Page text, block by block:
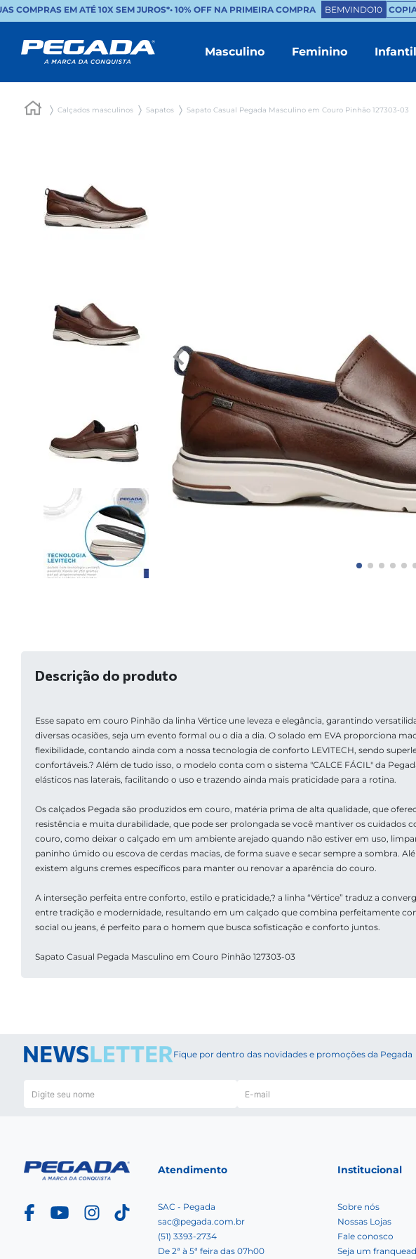
COMPRAS EM ATÉ 10X SEM JUROS*•10% OFF NA PRIMEIRA COMPRA BEMVINDO10
Masculino Feminino Infantil
Calçados masculinos Sapatos Sapato Casual Pegada Masculino em Couro Pinhão 127303-03
Descrição do produto
Esse sapato em couro Pinhão da linha Vértice une leveza e elegância, garantindo
diversas ocasiões, seja um evento formal ou o dia a dia. O solado em EVA proporciona
flexibilidade, contando ainda com a nossa tecnologia de conforto LEVITECH, sendo
confortáveis.? Além de tudo isso, o modelo conta com o sistema "CALCE FÁCIL" da
elásticos nas laterais, facilitando o uso e trazendo ainda mais praticidade para a rotina.
Os calçados Pegada são produzidos em couro, matéria prima de alta qualidade, que
resistência e muita durabilidade, que pode ser prolongada se você mantiver os cuidados
couro, como deixar o calçado em um ambiente arejado quando não estiver em uso,
paninho úmido ou escova de cerdas macias, de forma suave e secar sempre a sombra.
existem alguns cremes específicos para manter ou renovar a aparência do couro.
A interseção perfeita entre conforto, estilo e praticidade,? a linha “Vértice” traduz a
entre tradição e modernidade, resultando em um calçado que combina perfeitamente
social ou jeans, é perfeito para o homem que busca sofisticação e conforto juntos.
Sapato Casual Pegada Masculino em Couro Pinhão 127303-03
Fique por dentro das novidades e promoções da Pegada
Atendimento
SAC - Pegada
sac@pegada.com.br
(51) 3393-2734
De 2ª à 5ª feira das 07h00
Institucional
Sobre nós
Nossas Lojas
Fale conosco
Seja um